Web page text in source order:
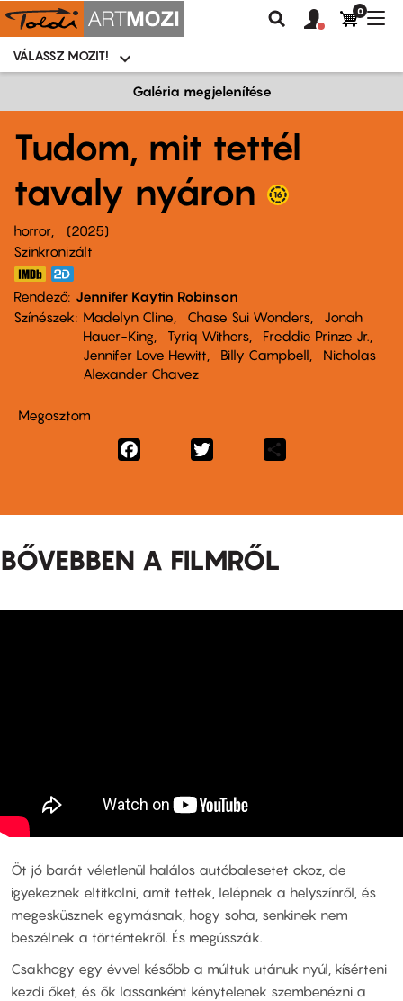
Moziválasztó
menü
VÁLASSZ MOZIT!
Keresés
Felhasználói
fiók
0
Galéria megjelenítése
Tudom, mit tettél
tavaly nyáron
horror
2025
Szinkronizált
Rendező Jennifer Kaytin Robinson
Színészek
Madelyn Cline Chase Sui Wonders
Jonah
Hauer-King
Tyriq Withers
Freddie Prinze Jr.
Jennifer Love Hewitt
Billy Campbell
Nicholas
Alexander Chavez
Megosztom
Facebook
BŐVEBBEN A FILMRŐL
Öt jó barát véletlenül halálos autóbalesetet okoz, de
igyekeznek eltitkolni, amit tettek, lelépnek a helyszínről, és
megesküsznek egymásnak, hogy soha, senkinek nem
beszélnek a történtekről. És megússzák.
Csakhogy egy évvel később a múltuk utánuk nyúl, kísérteni
kezdi őket, és ők lassanként kénytelenek szembenézni a